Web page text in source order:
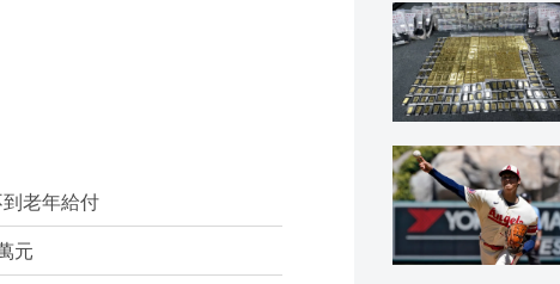
老年給付
元